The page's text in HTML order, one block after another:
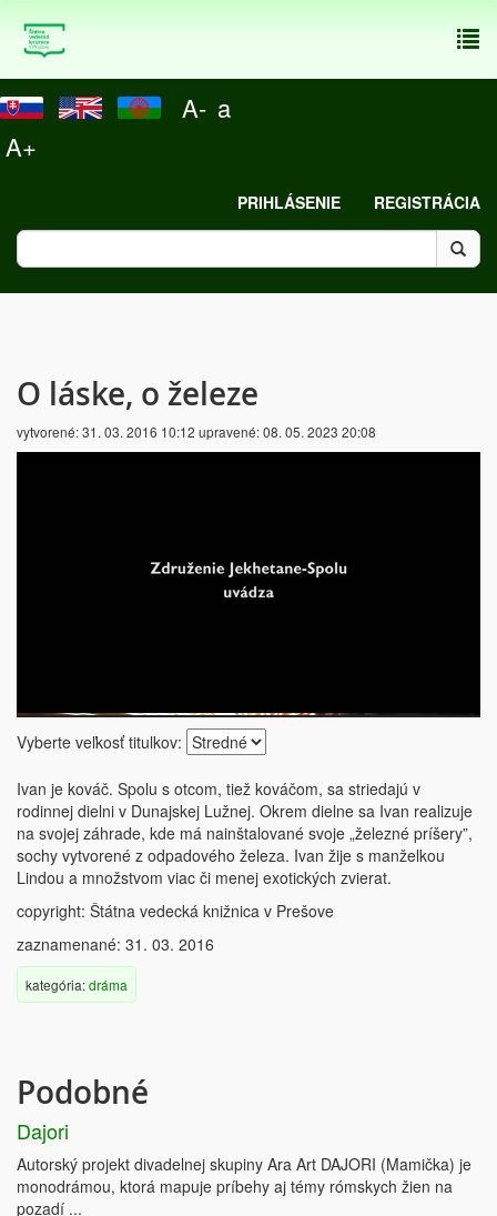
A- a
A+
PRIHLÁSENIE REGISTRÁCIA
O láske, o železe
vytvorené:31. 03. 2016 10:12 upravené:08. 05. 2023 20:08
Vyberte veľkosť titulkov:
Ivan je kováč. Spolu s otcom, tiež kováčom, sa striedajú v
rodinnej dielni v Dunajskej Lužnej. Okrem dielne sa Ivan realizuje
na svojej záhrade, kde má nainštalované svoje „železné príšery”,
sochy vytvorené z odpadového železa. Ivan žije s manželkou
Lindou a množstvom viac či menej exotických zvierat.
copyright: Štátna vedecká knižnica v Prešove
zaznamenané: 31. 03. 2016
kategória:dráma
Podobné
Dajori
Autorský projekt divadelnej skupiny Ara Art DAJORI (Mamička) je
monodrámou, ktorá mapuje príbehy aj témy rómskych žien na
pozadí ...